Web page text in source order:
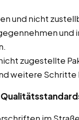
und nicht
und
zugestellte
weitere